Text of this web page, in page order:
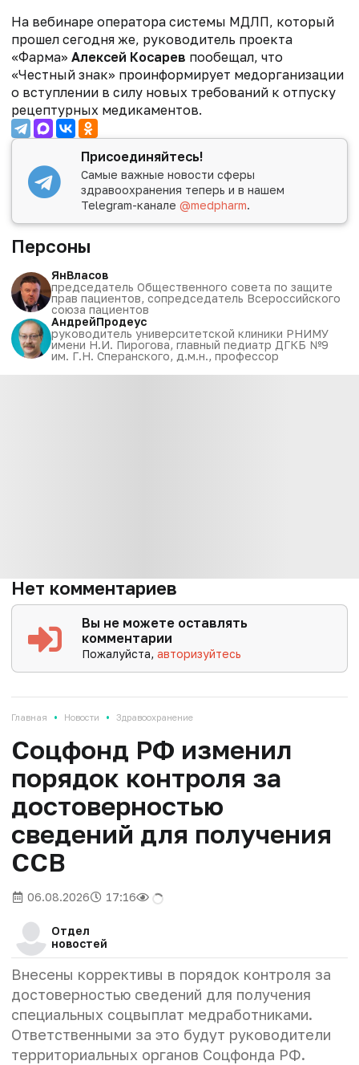
На вебинаре оператора системы МДЛП, который
прошел сегодня же, руководитель проекта
«Фарма» Алексей Косарев пообещал, что
«Честный знак» проинформирует медорганизации
о вступлении в силу новых требований к отпуску
рецептурных медикаментов.
Присоединяйтесь!
Самые важные новости сферы
здравоохранения теперь и в нашем
Telegram-канале@medpharm.
Персоны
ЯнВласов
председатель Общественного совета по защите
прав пациентов, сопредседатель Всероссийского
союза пациентов
АндрейПродеус
руководитель университетской клиники РНИМУ
имени Н.И. Пирогова, главный педиатр ДГКБ №9
им. Г.Н. Сперанского, д.м.н., профессор
Нет комментариев
Вы не можете оставлять
комментарии
Пожалуйста,авторизуйтесь
Главная • Новости • Здравоохранение
Соцфонд РФ изменил
порядок контроля за
достоверностью
сведений для получения
ССВ
06.08.2026 17:16
Отдел
новостей
Внесены коррективы в порядок контроля за
достоверностью сведений для получения
специальных соцвыплат медработниками.
Ответственными за это будут руководители
территориальных органов Соцфонда РФ.